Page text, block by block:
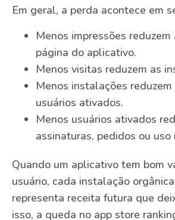
Em geral, a perda acontece em
Menos impressões
página do aplicativo.
Menos visitas reduzem as
Menos instalações
usuários ativados.
Menos usuários ativados
assinaturas, pedidos ou uso
Quando um aplicativo tem bom
usuário, cada instalação
representa receita futura que
isso, a queda no app store